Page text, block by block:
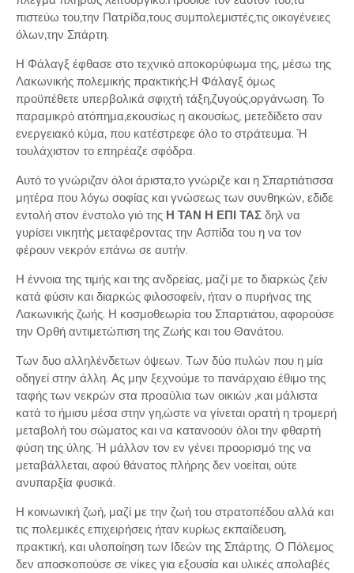
πιστεύω του,την Πατρίδα,τους συμπολεμιστές,τις οικογένειες
όλων,την Σπάρτη.
Η Φάλαγξ έφθασε στο τεχνικό αποκορύφωμα της, μέσω της
Λακωνικής πολεμικής πρακτικής.Η Φάλαγξ όμως
προϋπέθετε υπερβολικά σφιχτή τάξη,ζυγούς,οργάνωση. Το
παραμικρό ατόπημα,εκουσίως η ακουσίως, μετεδίδετο σαν
ενεργειακό κύμα, που κατέστρεφε όλο το στράτευμα. Ή
τουλάχιστον το επηρέαζε σφόδρα.
Αυτό το γνώριζαν όλοι άριστα,το γνώριζε και η Σπαρτιάτισσα
μητέρα που λόγω σοφίας και γνώσεως των συνθηκών, εδιδε
εντολή στον ένστολο γιό της Η ΤΑΝ Η ΕΠΙ ΤΑΣ δηλ να
γυρίσει νικητής μεταφέροντας την Ασπίδα του η να τον
φέρουν νεκρόν επάνω σε αυτήν.
Η έννοια της τιμής και της ανδρείας, μαζί με το διαρκώς ζείν
κατά φύσιν και διαρκώς φιλοσοφείν, ήταν ο πυρήνας της
Λακωνικής ζωής. Η κοσμοθεωρία του Σπαρτιάτου, αφορούσε
την Ορθή αντιμετώπιση της Ζωής και του Θανάτου.
Των δυο αλληλένδετων όψεων. Των δύο πυλών που η μία
οδηγεί στην άλλη. Ας μην ξεχνούμε το πανάρχαιο έθιμο της
ταφής των νεκρών στα προαύλια των οικιών ,και μάλιστα
κατά το ήμισυ μέσα στην γη,ώστε να γίνεται ορατή η τρομερή
μεταβολή του σώματος και να κατανοούν όλοι την φθαρτή
φύση της ύλης. Ή μάλλον τον εν γένει προορισμό της να
μεταβάλλεται, αφού θάνατος πλήρης δεν νοείται, ούτε
ανυπαρξία φυσικά.
Η κοινωνική ζωή, μαζί με την ζωή του στρατοπέδου αλλά και
τις πολεμικές επιχειρήσεις ήταν κυρίως εκπαίδευση,
πρακτική, και υλοποίηση των Ιδεών της Σπάρτης. Ο Πόλεμος
δεν αποσκοπούσε σε νίκες για εξουσία και υλικές απολαβές